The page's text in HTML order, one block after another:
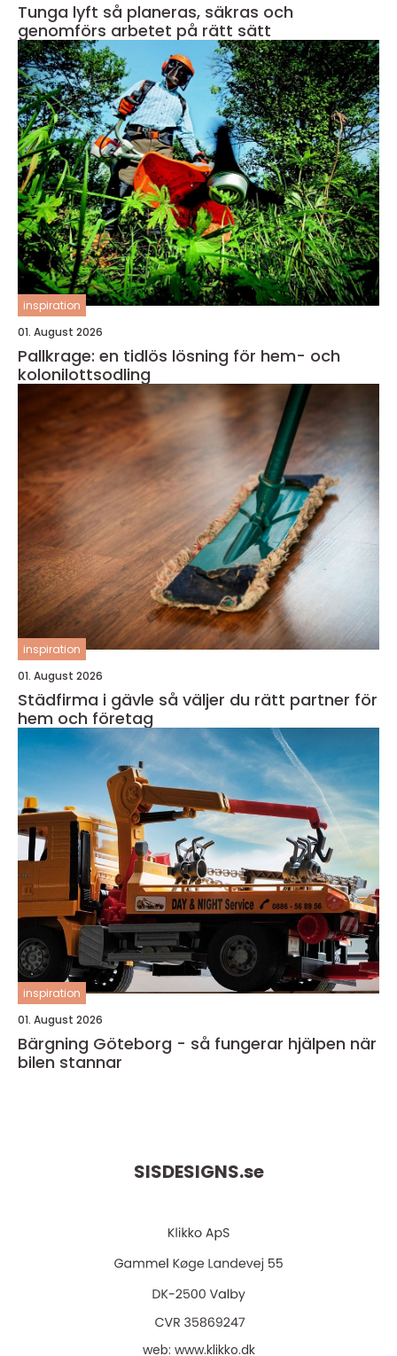
Tunga lyft så planeras, säkras och
genomförs arbetet på rätt sätt
inspiration
01. August 2026
Pallkrage: en tidlös lösning för hem- och
kolonilottsodling
inspiration
01. August 2026
Städfirma i gävle så väljer du rätt partner för
hem och företag
inspiration
01. August 2026
Bärgning Göteborg - så fungerar hjälpen när
bilen stannar
SISDESIGNS.se
web: www.klikko.dk